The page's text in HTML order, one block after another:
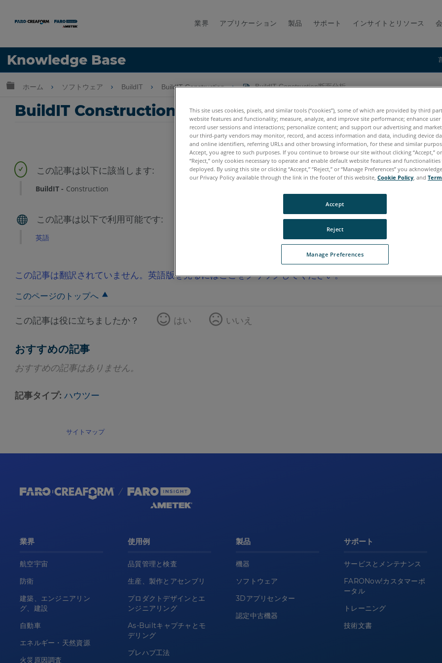
業界 アプリケーション 製品 サポート インサイトとリソース
Knowledge Base
言語
グローバル階層を展開/折りたたむ
ホーム ソフトウェア BuildIT BuildIT Construction BuildIT Construction断面分析
BuildIT Construction断面分析
BuildIT Construction
英語
この記事は翻訳されていません。英語版を見るにはここをクリックしてください。
このページのトップへ
この記事は役に立ちましたか？ はい いいえ
おすすめの記事
おすすめの記事はありません。
記事タイプ ハウツー
サイトマップ
業界
航空宇宙
防衛
建築、エンジニアリン
グ、建設
自動車
エネルギー・天然資源
火災原因調査
使用例
品質管理と検査
生産、製作とアセンブリ
プロダクトデザインとエ
ンジニアリング
As-Builtキャプチャとモ
デリング
プレハブ工法
製品
機器
ソフトウェア
3Dアプリセンター
認定中古機器
サポート
サービスとメンテナンス
FARONow!カスタマーポ
ータル
トレーニング
技術文書
This site uses cookies, pixels, and similar tools (“cookies”), some of which are provided by third
website features and functionality; measure, analyze, and improve site performance; enhance user
record user sessions and interactions; personalize content; and support our advertising and
our third-party vendors may monitor, record, and access information and data, including device
and online identifiers, referring URLs and other browsing information, for these and similar
Accept, you agree to such purposes. If you continue to browse our site without clicking “Accept,”
“Reject,” only cookies necessary to operate and enable default website features and
deployed. By using this site or clicking “Accept,” “Reject,” or “Manage Preferences” you
our Privacy Policy available through the link in the footer of this website, Cookie Policy, and
Manage Preferences
Reject
Accept